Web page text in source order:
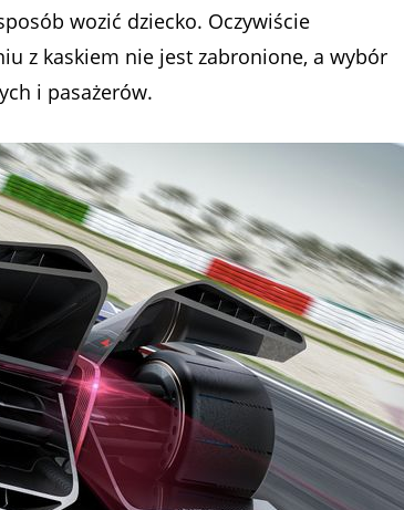
wozić dziecko. Oczywiście
z kaskiem nie jest zabronione, a wybór
i pasażerów.